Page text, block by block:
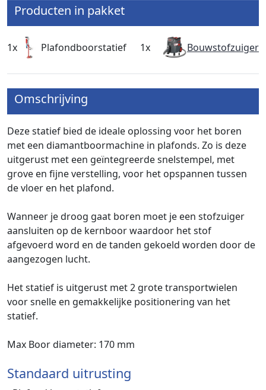
Producten in pakket
1x Plafondboorstatief 1x Bouwstofzuiger
Omschrijving
Deze statief bied de ideale oplossing voor het boren
met een diamantboormachine in plafonds. Zo is deze
uitgerust met een geïntegreerde snelstempel, met
grove en fijne verstelling, voor het opspannen tussen
de vloer en het plafond.
Wanneer je droog gaat boren moet je een stofzuiger
aansluiten op de kernboor waardoor het stof
afgevoerd word en de tanden gekoeld worden door de
aangezogen lucht.
Het statief is uitgerust met 2 grote transportwielen
voor snelle en gemakkelijke positionering van het
statief.
Max Boor diameter: 170 mm
Standaard uitrusting